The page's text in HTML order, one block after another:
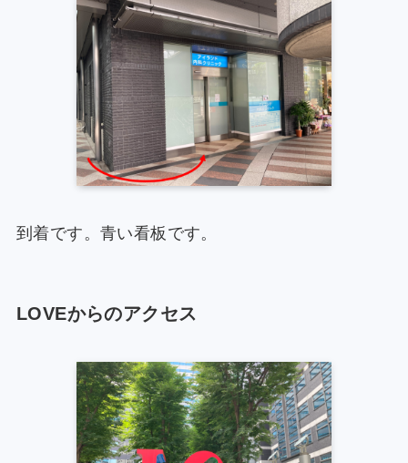
到着です。青い看板です。
LOVEからのアクセス